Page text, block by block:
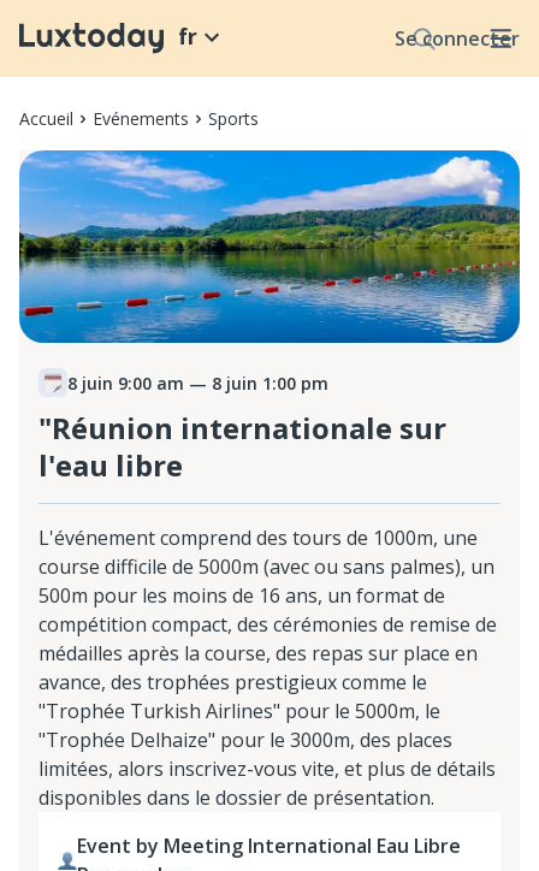
Se connecter
fr
Accueil Evénements Sports
8 juin 9:00 am — 8 juin 1:00 pm
"Réunion internationale sur
l'eau libre
L'événement comprend des tours de 1000m, une
course difficile de 5000m (avec ou sans palmes), un
500m pour les moins de 16 ans, un format de
compétition compact, des cérémonies de remise de
médailles après la course, des repas sur place en
avance, des trophées prestigieux comme le
"Trophée Turkish Airlines" pour le 5000m, le
"Trophée Delhaize" pour le 3000m, des places
limitées, alors inscrivez-vous vite, et plus de détails
disponibles dans le dossier de présentation.
Event by Meeting International Eau Libre